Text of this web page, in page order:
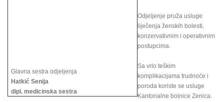
Glavna sestra odjeljenja
Hatkić Senija
dipl. medicinska sestra
Odjeljenje pruža usluge
liječenja ženskih bolesti,
konzervativnim i operativnim
postupcima.
Sa vrlo teškim
komplikacijama trudnoće i
poroda koriste se usluge
Kantonalne bolnice Zenica.